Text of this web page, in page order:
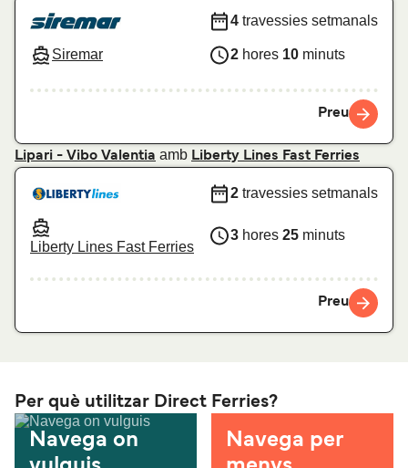
Siremar
4 travessies setmanals
2 hores 10 minuts
Preu
Lipari - Vibo Valentia amb Liberty Lines Fast Ferries
Liberty Lines Fast Ferries
2 travessies setmanals
3 hores 25 minuts
Preu
Per què utilitzar Direct Ferries?
Navega on
Navega per